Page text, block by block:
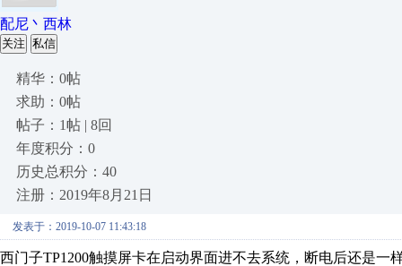
配尼丶西林
关注 私信
精华：0帖
求助：0帖
帖子：1帖 | 8回
年度积分：0
历史总积分：40
注册：2019年8月21日
发表于：2019-10-07 11:43:18
西门子TP1200触摸屏卡在启动界面进不去系统，断电后还是一